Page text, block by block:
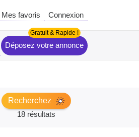
Mes favoris Connexion
Déposez votre annonce
Recherchez
18 résultats